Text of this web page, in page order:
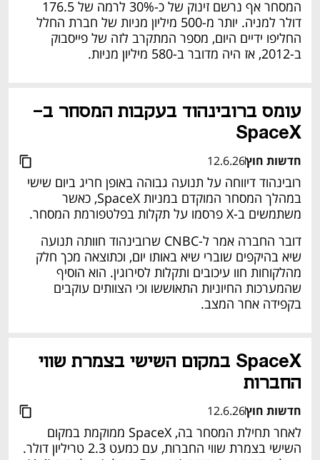
דולר למניה. יותר מ-500 מיליון מניות של חברת החלל
ב-2012, אז היה מדובר ב-580 מיליון מניות.
עומס ברובינהוד בעקבות המסחר ב-
SpaceX
חדשות חוץ12.6.26
במהלך המסחר המוקדם במניות SpaceX, כאשר
משתמשים ב-X פרסמו על תקלות בפלטפורמת המסחר.
מהלקוחות חוו עיכובים ותקלות לסירוגין. הוא הוסיף
בקפידה אחר המצב.
SpaceX במקום השישי בצמרת שווי
החברות
חדשות חוץ12.6.26